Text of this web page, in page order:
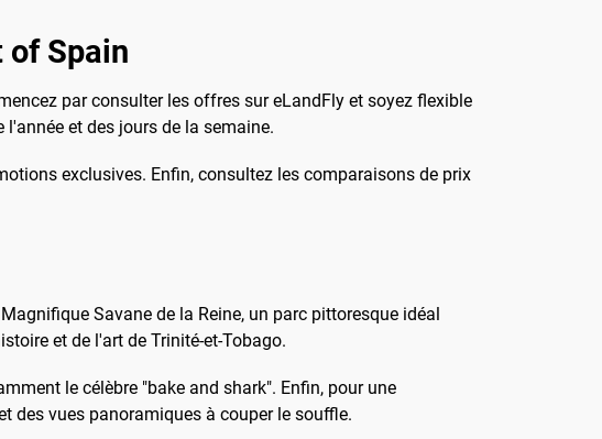
of Spain
par consulter les offres sur eLandFly et soyez flexible
et des jours de la semaine.
exclusives. Enfin, consultez les comparaisons de prix
Savane de la Reine, un parc pittoresque idéal
et de l'art de Trinité-et-Tobago.
le célèbre "bake and shark". Enfin, pour une
des vues panoramiques à couper le souffle.